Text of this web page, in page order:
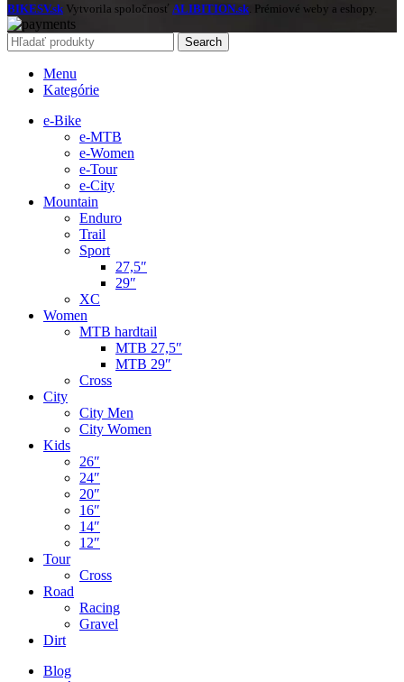
BIKESV.sk Vytvorila spoločnosť ALIBITION.sk. Prémiové weby a eshopy.
Search
Menu
Kategórie
e-Bike
e-MTB
e-Women
e-Tour
e-City
Mountain
Enduro
Trail
Sport
27,5″
29″
XC
Women
MTB hardtail
MTB 27,5″
MTB 29″
Cross
City
City Men
City Women
Kids
26″
24″
20″
16″
14″
12″
Tour
Cross
Road
Racing
Gravel
Dirt
Blog